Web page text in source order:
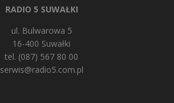
RADIO 5 SUWAŁKI
ul. Bulwarowa 5
16-400 Suwałki
tel. (087) 567 80 00
serwis@radio5.com.pl